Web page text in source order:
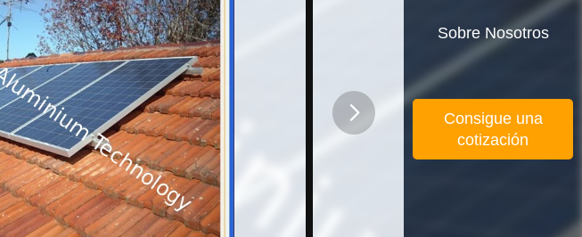
Sobre Nosotros
Consigue una
cotización